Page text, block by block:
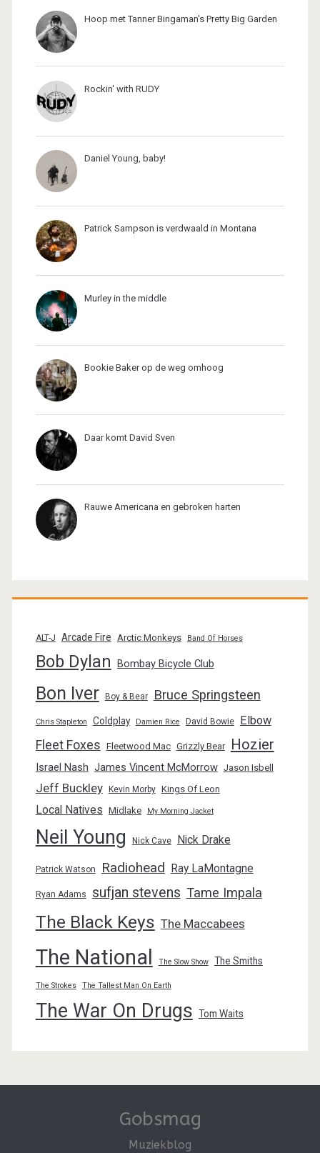
Hoop met Tanner Bingaman's Pretty Big Garden
Rockin' with RUDY
Daniel Young, baby!
Patrick Sampson is verdwaald in Montana
Murley in the middle
Bookie Baker op de weg omhoog
Daar komt David Sven
Rauwe Americana en gebroken harten
ALT-J Arcade Fire Arctic Monkeys Band Of Horses
Bob Dylan Bombay Bicycle Club
Bon Iver Boy & Bear Bruce Springsteen
Chris Stapleton Coldplay Damien Rice David Bowie Elbow
Fleet Foxes Fleetwood Mac Grizzly Bear Hozier
Israel Nash James Vincent McMorrow Jason Isbell
Jeff Buckley Kevin Morby Kings Of Leon
Local Natives Midlake My Morning Jacket
Neil Young Nick Cave Nick Drake
Patrick Watson Radiohead Ray LaMontagne
Ryan Adams sufjan stevens Tame Impala
The Black Keys The Maccabees
The National The Slow Show The Smiths
The Strokes The Tallest Man On Earth
The War On Drugs Tom Waits
Gobsmag
Muziekblog